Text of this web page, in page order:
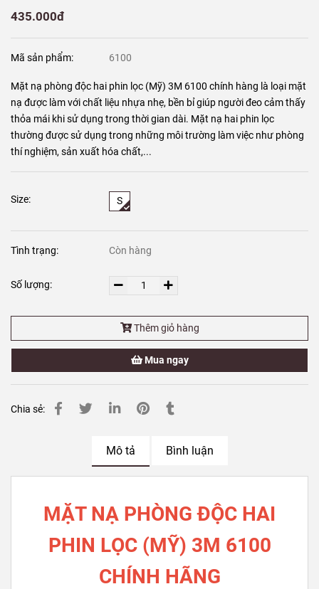
435.000đ
Mã sản phẩm: 6100
Mặt nạ phòng độc hai phin lọc (Mỹ) 3M 6100 chính hàng là loại mặt
nạ được làm với chất liệu nhựa nhẹ, bền bỉ giúp người đeo cảm thấy
thỏa mái khi sử dụng trong thời gian dài. Mặt nạ hai phin lọc
thường được sử dụng trong những môi trường làm việc như phòng
thí nghiệm, sản xuất hóa chất,...
Size: S
Tình trạng: Còn hàng
Số lượng:
Thêm giỏ hàng
Mua ngay
Chia sẻ:
Mô tả Bình luận
MẶT NẠ PHÒNG ĐỘC HAI
PHIN LỌC (MỸ) 3M 6100
CHÍNH HÃNG